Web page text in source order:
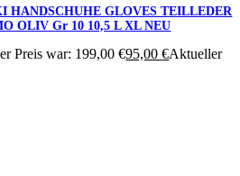
HANDSCHUHE GLOVES TEILLEDER
OLIV Gr 10 10,5 L XL NEU
Preis war: 199,00 €95,00€Aktueller